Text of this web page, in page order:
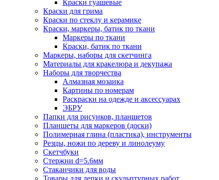
Краски гуашевые
Краски для грима
Краски по стеклу и керамике
Краски, маркеры, батик по ткани
Маркеры по ткани
Краски, батик по ткани
Маркеры, наборы для скетчинга
Материалы для кракелюра и декупажа
Наборы для творчества
Алмазная мозаика
Картины по номерам
Раскраски на одежде и аксессуарах
ЭБРУ
Папки для рисунков, планшетов
Планшеты для маркеров (доски)
Полимерная глина (пластика), инструменты
Резцы, ножи по дереву и линолеуму
Скетчбуки
Стержни d=5.6мм
Стаканчики для воды
Товары для лепки и скульптурных работ